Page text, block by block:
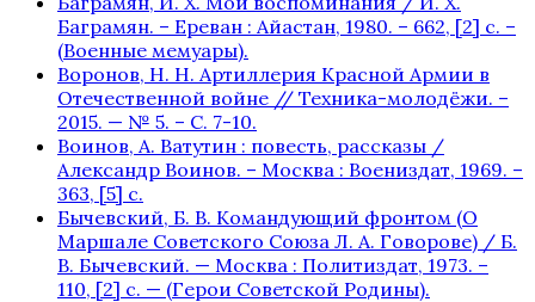
Баграмян. – Ереван : Айастан, 1980. – 662, [2] c. –
(Военные мемуары).
Воронов, Н. Н. Артиллерия Красной Армии в
Отечественной войне // Техника-молодёжи. –
2015. — № 5. – С. 7-10.
Воинов, А. Ватутин : повесть, рассказы /
Александр Воинов. – Москва : Воениздат, 1969. –
363, [5] с.
Бычевский, Б. В. Командующий фронтом (О
Маршале Советского Союза Л. А. Говорове) / Б.
В. Бычевский. — Москва : Политиздат, 1973. –
110, [2] с. — (Герои Советской Родины).